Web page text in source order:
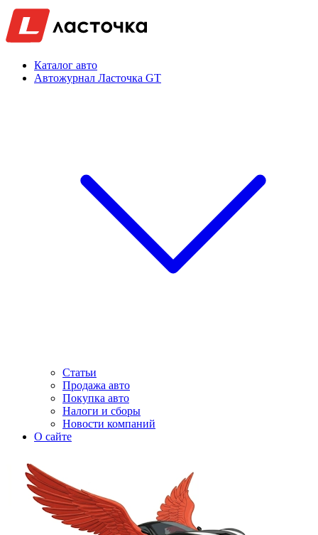
Каталог авто
Автожурнал Ласточка GT
Статьи
Продажа авто
Покупка авто
Налоги и сборы
Новости компаний
О сайте